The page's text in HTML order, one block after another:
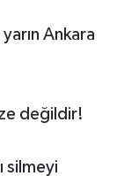
Ankara
değildir!
silmeyi